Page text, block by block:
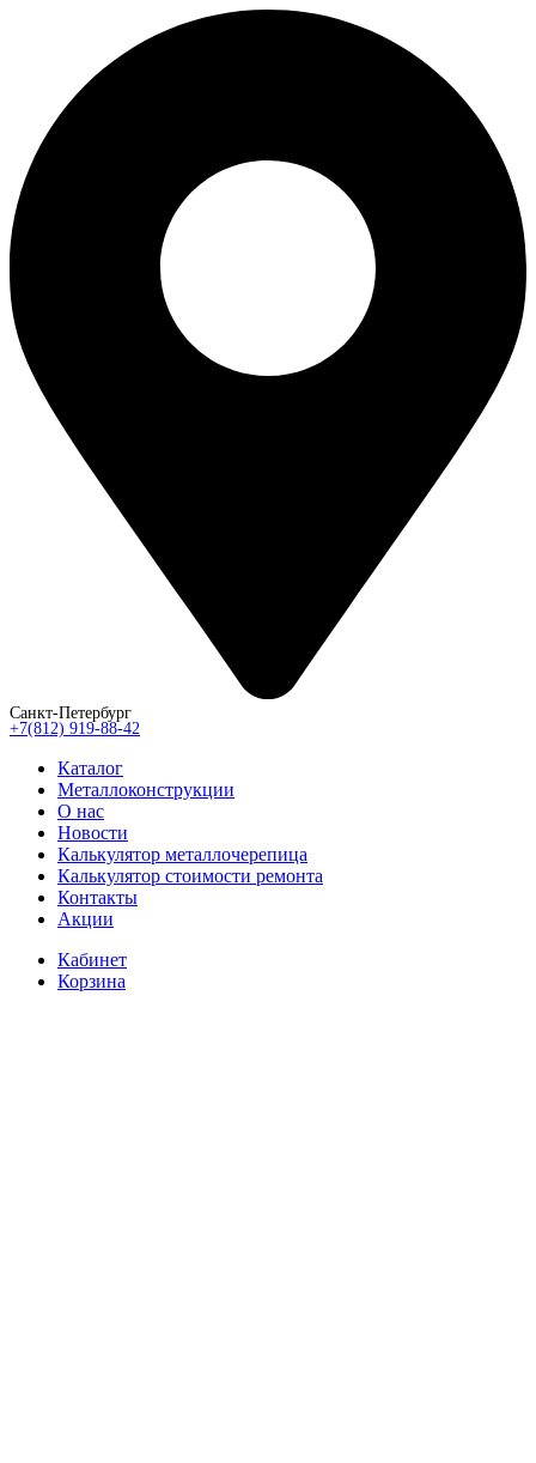
Санкт-Петербург
+7(812) 919-88-42
Каталог
Металлоконструкции
О нас
Новости
Калькулятор металлочерепица
Калькулятор стоимости ремонта
Контакты
Акции
Кабинет
Корзина